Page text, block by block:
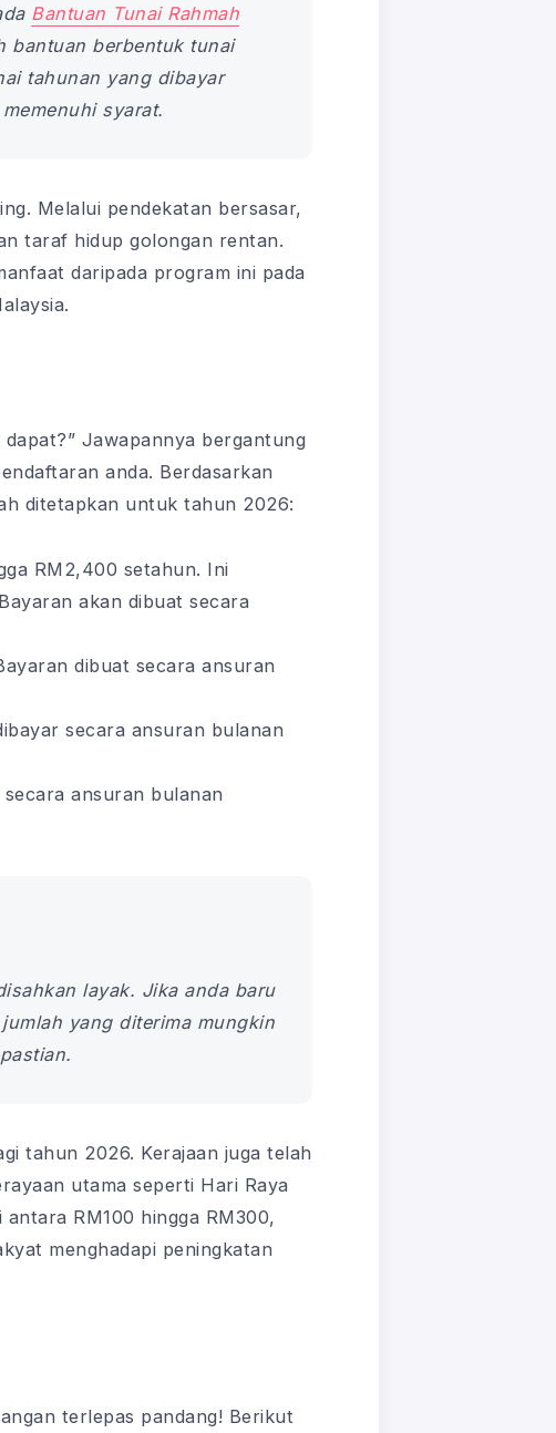
Bantuan Tunai Rahmah
bantuan berbentuk tunai
tahunan yang dibayar
syarat.
Melalui pendekatan bersasar,
taraf hidup golongan rentan.
daripada program ini pada
Jawapannya bergantung
anda. Berdasarkan
ditetapkan untuk tahun 2026:
RM2,400 setahun. Ini
akan dibuat secara
dibuat secara ansuran
secara ansuran bulanan
ansuran bulanan
layak. Jika anda baru
yang diterima mungkin
tahun 2026. Kerajaan juga telah
utama seperti Hari Raya
RM100 hingga RM300,
menghadapi peningkatan
terlepas pandang! Berikut